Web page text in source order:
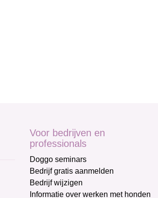
Voor bedrijven en
professionals
Doggo seminars
Bedrijf gratis aanmelden
Bedrijf wijzigen
Informatie over werken met honden